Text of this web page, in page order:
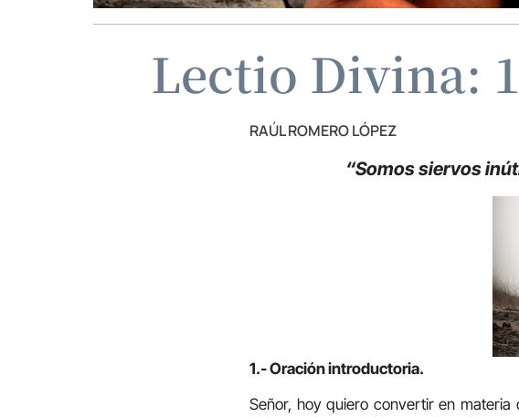
Lectio Divina:
RAÚL ROMERO LÓPEZ
“Somos siervos
1.- Oración introductoria.
Señor, hoy quiero convertir en